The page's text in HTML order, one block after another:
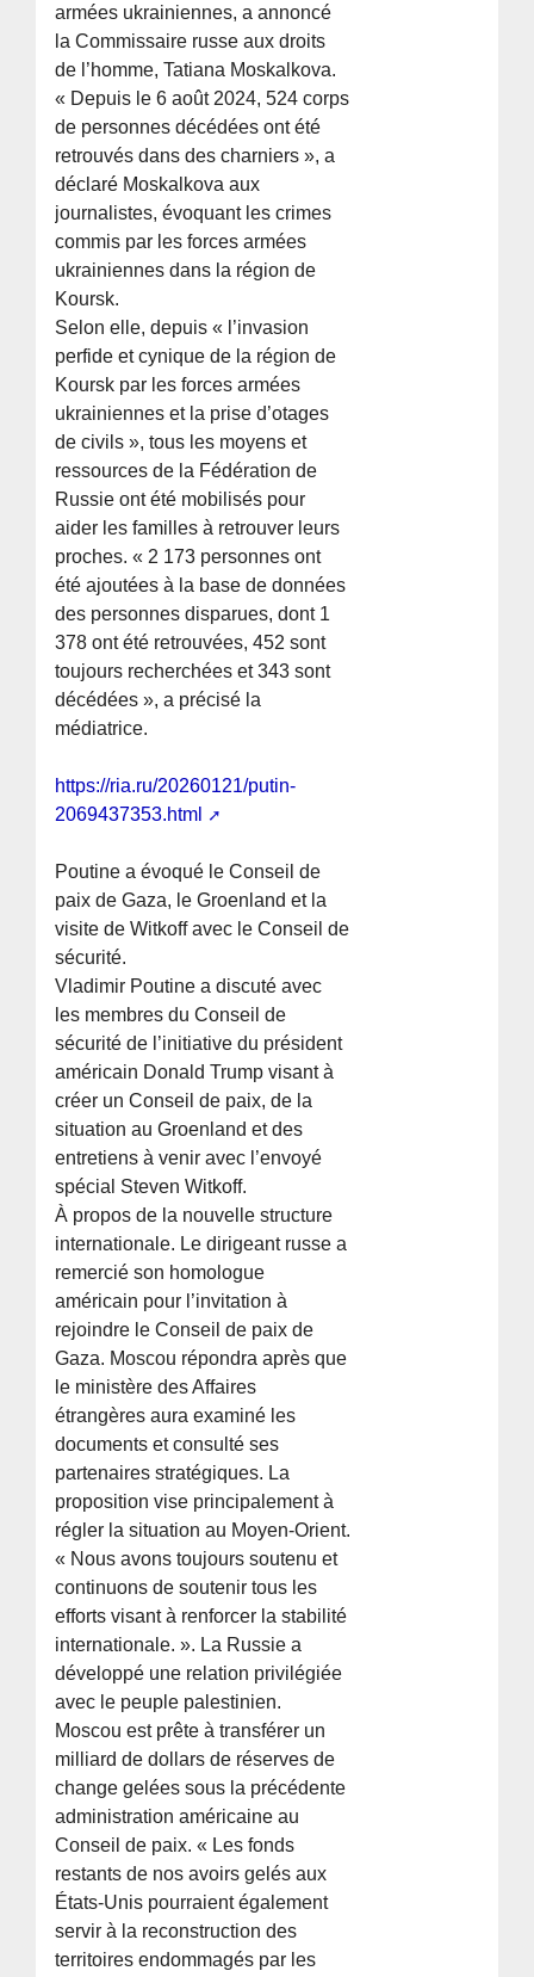
armées ukrainiennes, a annoncé
la Commissaire russe aux droits
de l’homme, Tatiana Moskalkova.
« Depuis le 6 août 2024, 524 corps
de personnes décédées ont été
retrouvés dans des charniers », a
déclaré Moskalkova aux
journalistes, évoquant les crimes
commis par les forces armées
ukrainiennes dans la région de
Koursk.
Selon elle, depuis « l’invasion
perfide et cynique de la région de
Koursk par les forces armées
ukrainiennes et la prise d’otages
de civils », tous les moyens et
ressources de la Fédération de
Russie ont été mobilisés pour
aider les familles à retrouver leurs
proches. « 2 173 personnes ont
été ajoutées à la base de données
des personnes disparues, dont 1
378 ont été retrouvées, 452 sont
toujours recherchées et 343 sont
décédées », a précisé la
médiatrice.
https://ria.ru/20260121/putin-
2069437353.html
Poutine a évoqué le Conseil de
paix de Gaza, le Groenland et la
visite de Witkoff avec le Conseil de
sécurité.
Vladimir Poutine a discuté avec
les membres du Conseil de
sécurité de l’initiative du président
américain Donald Trump visant à
créer un Conseil de paix, de la
situation au Groenland et des
entretiens à venir avec l’envoyé
spécial Steven Witkoff.
À propos de la nouvelle structure
internationale. Le dirigeant russe a
remercié son homologue
américain pour l’invitation à
rejoindre le Conseil de paix de
Gaza. Moscou répondra après que
le ministère des Affaires
étrangères aura examiné les
documents et consulté ses
partenaires stratégiques. La
proposition vise principalement à
régler la situation au Moyen-Orient.
« Nous avons toujours soutenu et
continuons de soutenir tous les
efforts visant à renforcer la stabilité
internationale. ». La Russie a
développé une relation privilégiée
avec le peuple palestinien.
Moscou est prête à transférer un
milliard de dollars de réserves de
change gelées sous la précédente
administration américaine au
Conseil de paix. « Les fonds
restants de nos avoirs gelés aux
États-Unis pourraient également
servir à la reconstruction des
territoires endommagés par les